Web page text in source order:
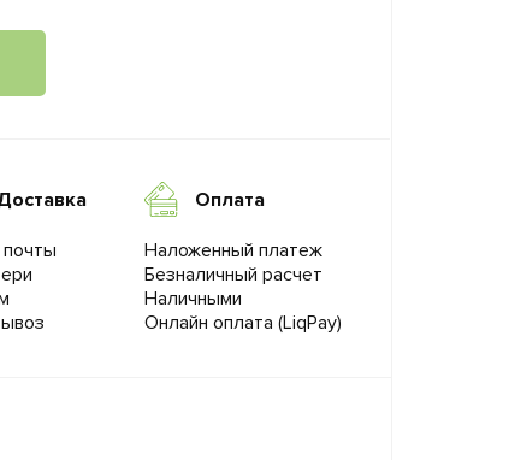
Оплата
Наложенный платеж
Безналичный расчет
Наличными
Онлайн оплата (LiqPay)